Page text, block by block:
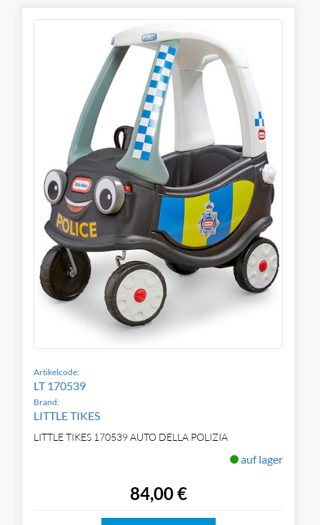
Artikelcode:
LT 170539
Brand:
LITTLE TIKES
LITTLE TIKES 170539 AUTO DELLA POLIZIA
auf lager
84,00 €